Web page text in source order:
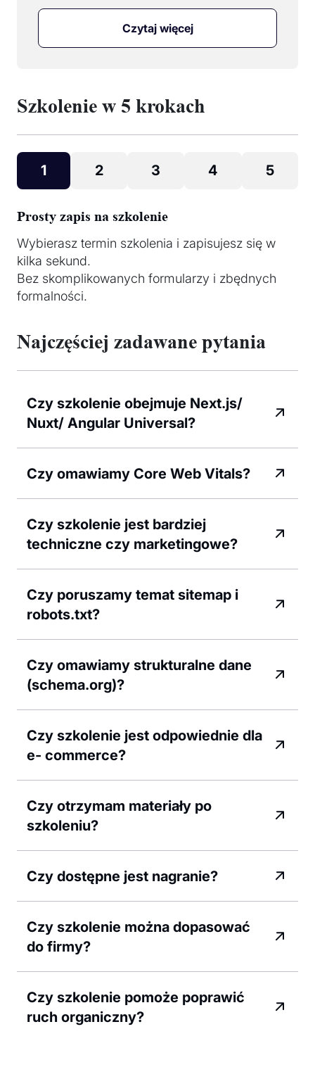
Czytaj więcej
Szkolenie w 5 krokach
1 2 3 4 5
Prosty zapis na szkolenie
Wybierasz termin szkolenia i zapisujesz się w
kilka sekund.
Bez skomplikowanych formularzy i zbędnych
formalności.
Najczęściej zadawane pytania
Czy szkolenie obejmuje Next.js/
Nuxt/ Angular Universal?
Czy omawiamy Core Web Vitals?
Czy szkolenie jest bardziej
techniczne czy marketingowe?
Czy poruszamy temat sitemap i
robots.txt?
Czy omawiamy strukturalne dane
(schema.org)?
Czy szkolenie jest odpowiednie dla
e- commerce?
Czy otrzymam materiały po
szkoleniu?
Czy dostępne jest nagranie?
Czy szkolenie można dopasować
do firmy?
Czy szkolenie pomoże poprawić
ruch organiczny?